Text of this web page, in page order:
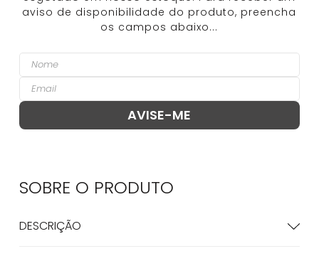
SOBRE O PRODUTO
DESCRIÇÃO